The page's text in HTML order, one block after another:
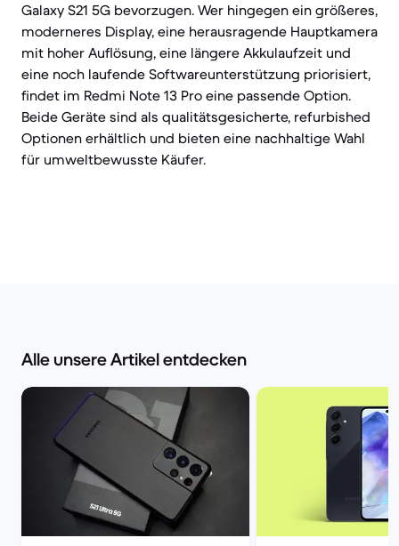
Galaxy S21 5G bevorzugen. Wer hingegen ein größeres,
moderneres Display, eine herausragende Hauptkamera
mit hoher Auflösung, eine längere Akkulaufzeit und
eine noch laufende Softwareunterstützung priorisiert,
findet im Redmi Note 13 Pro eine passende Option.
Beide Geräte sind als qualitätsgesicherte, refurbished
Optionen erhältlich und bieten eine nachhaltige Wahl
für umweltbewusste Käufer.
Alle unsere Artikel entdecken